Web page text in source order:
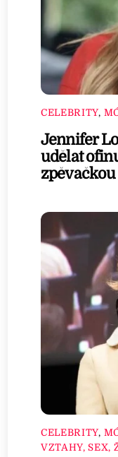
CELEBRITY,
Jennifer
udělat
zpěvačkou
CELEBRITY,
VZTAHY, SEX,